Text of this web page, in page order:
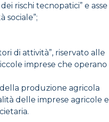
rischi tecnopatici” e asse
sociale”;
di attività”, riservato alle
imprese che operano
produzione agricola
delle imprese agricole e